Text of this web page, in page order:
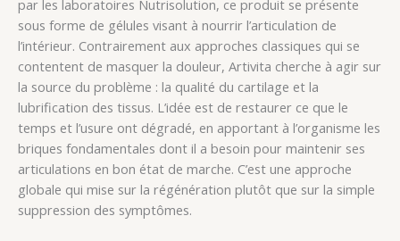
par les laboratoires Nutrisolution, ce produit se présente
sous forme de gélules visant à nourrir l’articulation de
l’intérieur. Contrairement aux approches classiques qui se
contentent de masquer la douleur, Artivita cherche à agir sur
la source du problème : la qualité du cartilage et la
lubrification des tissus. L’idée est de restaurer ce que le
temps et l’usure ont dégradé, en apportant à l’organisme les
briques fondamentales dont il a besoin pour maintenir ses
articulations en bon état de marche. C’est une approche
globale qui mise sur la régénération plutôt que sur la simple
suppression des symptômes.